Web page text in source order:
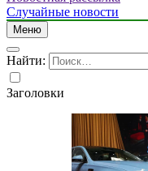
Случайные новости
Меню
Найти:
Заголовки